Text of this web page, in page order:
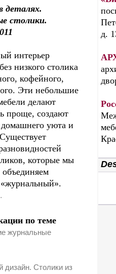
деталях.
столики.
интерьер
низкого столика
кофейного,
Эти небольшие
делают
проще, создают
уюта и
которые мы
объединяем
по теме
журнальные
дизайн. Столики из
д.